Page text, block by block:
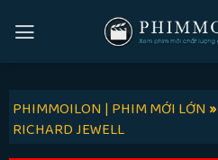
PHIMMOILON | PHIM MỚI LỚN»
RICHARD JEWELL